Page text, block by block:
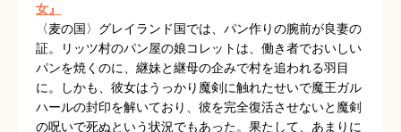
女』
〈麦の国〉グレイランド国では、パン作りの腕前が良妻の
証。リッツ村のパン屋の娘コレットは、働き者でおいしい
パンを焼くのに、継妹と継母の企みで村を追われる羽目
に。しかも、彼女はうっかり魔剣に触れたせいで魔王ガル
ハールの封印を解いており、彼を完全復活させないと魔剣
の呪いで死ぬという状況でもあった。果たして、あまりに